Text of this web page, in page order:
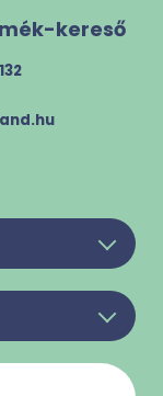
kereső